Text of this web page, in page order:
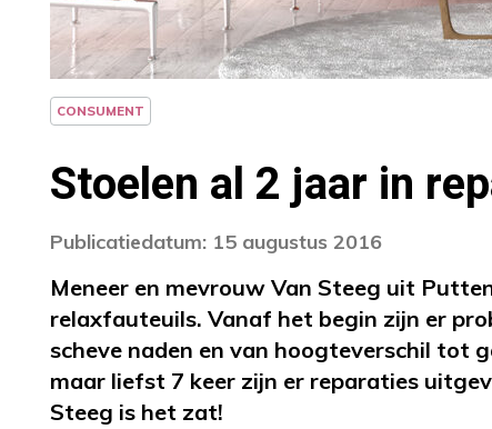
CONSUMENT
Stoelen al 2 jaar in
Publicatiedatum: 15 augustus 2016
Meneer en mevrouw Van Steeg uit
relaxfauteuils. Vanaf het begin zijn er
scheve naden en van hoogteverschil tot
maar liefst 7 keer zijn er reparaties
Steeg is het zat!